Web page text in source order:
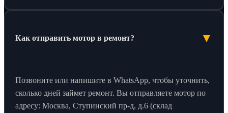
Как отправить мотор в ремонт? ▼
Позвоните или напишите в WhatsApp, чтобы уточнить,
сколько дней займет ремонт. Вы отправляете мотор по
адресу: Москва, Ступинский пр-д, д.6 (склад